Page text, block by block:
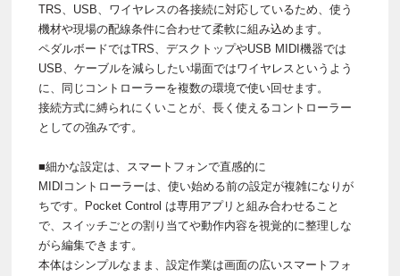
TRS、USB、ワイヤレスの各接続に対応しているため、使う
機材や現場の配線条件に合わせて柔軟に組み込めます。
ペダルボードではTRS、デスクトップやUSB MIDI機器では
USB、ケーブルを減らしたい場面ではワイヤレスというよう
に、同じコントローラーを複数の環境で使い回せます。
接続方式に縛られにくいことが、長く使えるコントローラー
としての強みです。
■細かな設定は、スマートフォンで直感的に
MIDIコントローラーは、使い始める前の設定が複雑になりが
ちです。Pocket Control は専用アプリと組み合わせること
で、スイッチごとの割り当てや動作内容を視覚的に整理しな
がら編集できます。
本体はシンプルなまま、設定作業は画面の広いスマートフォ